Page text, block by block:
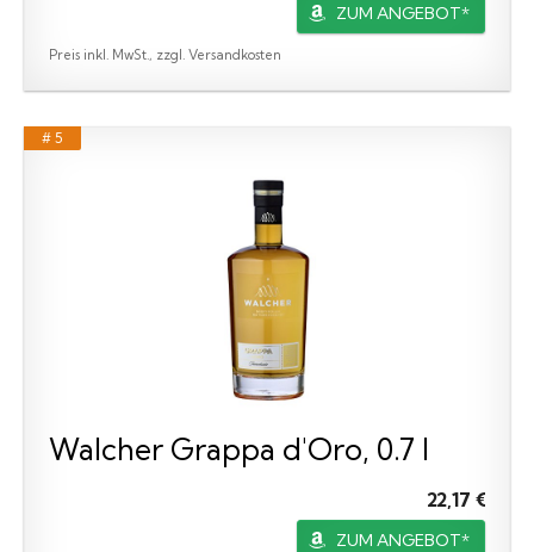
ZUM ANGEBOT*
Preis inkl. MwSt., zzgl. Versandkosten
# 5
Walcher Grappa d'Oro, 0.7 l
22,17 €
ZUM ANGEBOT*